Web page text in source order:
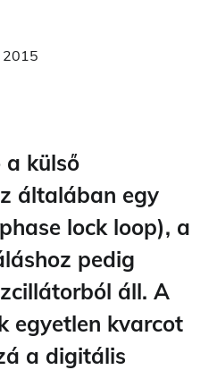
2015
a külső
általában egy
lock loop), a
pedig
áll. A
egyetlen kvarcot
a digitális